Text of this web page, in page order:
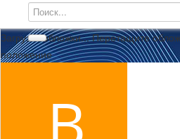
Загрузка обложки... Перетащите
положение